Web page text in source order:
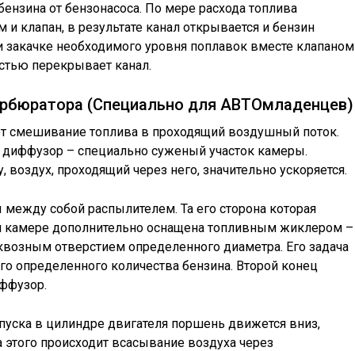
от бензонасоса. По мере расхода топлива
и клапан, в результате канал открывается и бензин
закачке необходимого уровня поплавок вместе клапаном
перекрывает канал.
(Специально для АВТОмладенцев)
смешивание топлива в проходящий воздушный поток.
диффузор – специально суженый участок камеры.
проходящий через него, значительно ускоряется.
собой распылителем. Та его сторона которая
камере дополнительно оснащена топливным жиклером –
отверстием определенного диаметра. Его задача
определенного количества бензина. Второй конец
в цилиндре двигателя поршень движется вниз,
происходит всасывание воздуха через